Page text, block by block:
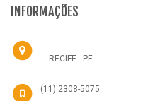
INFORMAÇÕES
- - RECIFE - PE
(11) 2308-5075